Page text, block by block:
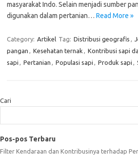
masyarakat Indo. Selain menjadi sumber
digunakan dalam pertanian… Read More »
Category: Artikel Tag: Distribusi geografis ,
pangan , Kesehatan ternak , Kontribusi sapi
sapi , Pertanian , Populasi sapi , Produk sapi ,
Cari
Pos-pos Terbaru
Filter Kendaraan dan Kontribusinya terhadap